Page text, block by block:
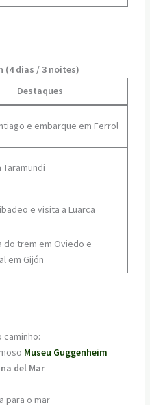
(4 dias / 3 noites)
Destaques
e embarque em Ferrol
Taramundi
e visita a Luarca
do trem em Oviedo e
em Gijón
caminho:
Museu Guggenheim
del Mar
para o mar